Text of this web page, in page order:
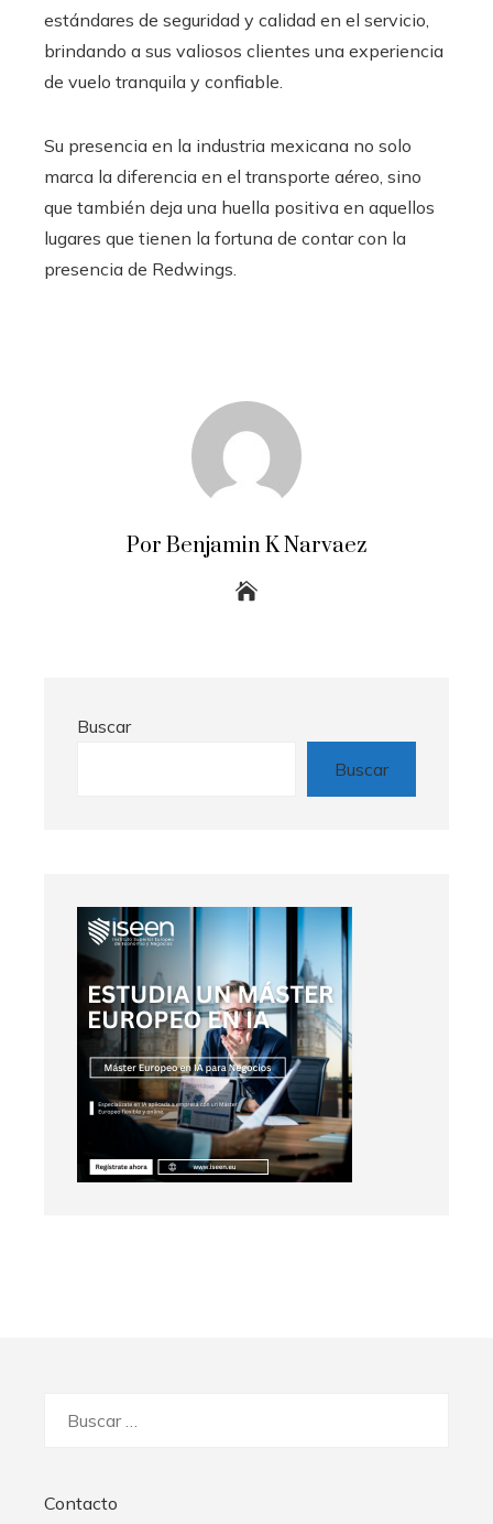
estándares de seguridad y calidad en el servicio,
brindando a sus valiosos clientes una experiencia
de vuelo tranquila y confiable.
Su presencia en la industria mexicana no solo
marca la diferencia en el transporte aéreo, sino
que también deja una huella positiva en aquellos
lugares que tienen la fortuna de contar con la
presencia de Redwings.
Por Benjamin K Narvaez
Buscar
Buscar
Contacto